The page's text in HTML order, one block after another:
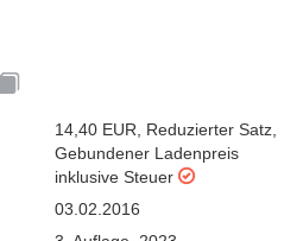
14,40 EUR, Reduzierter Satz,
Gebundener Ladenpreis
inklusive Steuer
03.02.2016